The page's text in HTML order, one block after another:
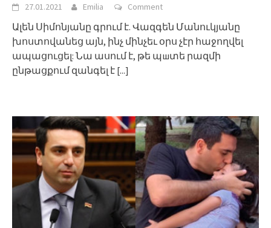
27.01.2021 Emilia Comment
Ալեն Սիմոնյանը գրում է. Վազգեն Մանուկյանը
խոստովանեց այն, ինչ մինչեւ օրս չէր հաջողվել
ապացուցել: Նա ասում է, թե պшտե րազմի
ընթացքում զանգել է [...]